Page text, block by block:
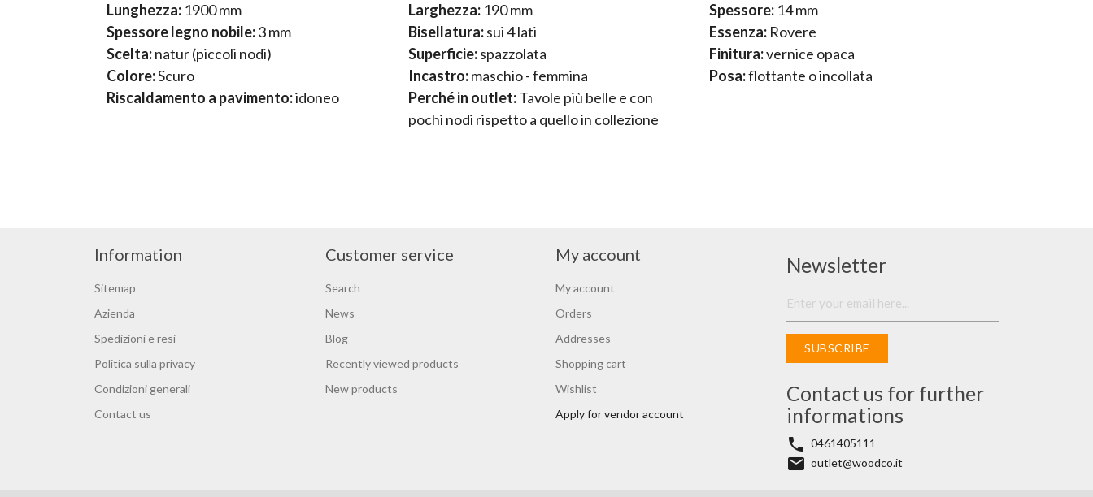
Lunghezza: 1900 mm Larghezza: 190 mm Spessore: 14 mm
Spessore legno nobile:3 mm Bisellatura: sui 4 lati Essenza: Rovere
Scelta:natur (piccoli nodi) Superficie: spazzolata Finitura:vernice opaca
Colore:Scuro Incastro: maschio - femmina Posa:flottante o incollata
Riscaldamento a pavimento:idoneo Perché in outlet: Tavole più belle e con
pochi nodi rispetto a quello in collezione
Information
Sitemap
Azienda
Spedizioni e resi
Politica sulla privacy
Condizioni generali
Contact us
Customer service
Search
News
Blog
Recently viewed products
New products
My account
My account
Orders
Addresses
Shopping cart
Wishlist
Apply for vendor account
Newsletter
SUBSCRIBE
Contact us for further
informations
phone 0461405111
email outlet@woodco.it